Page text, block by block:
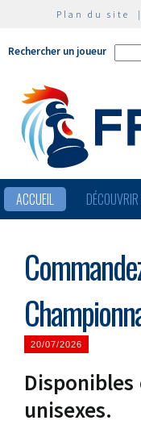
Plan du site
Rechercher un joueur
ACCUEIL DÉCOUVRIR
20/07/2026
unisexes.